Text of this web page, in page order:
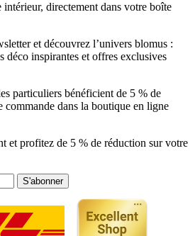
directement dans votre boîte
et découvrez l’univers blomus :
déco inspirantes et offres exclusives
particuliers bénéficient de 5 % de
commande dans la boutique en ligne
et profitez de 5 % de réduction sur votre
S'abonner